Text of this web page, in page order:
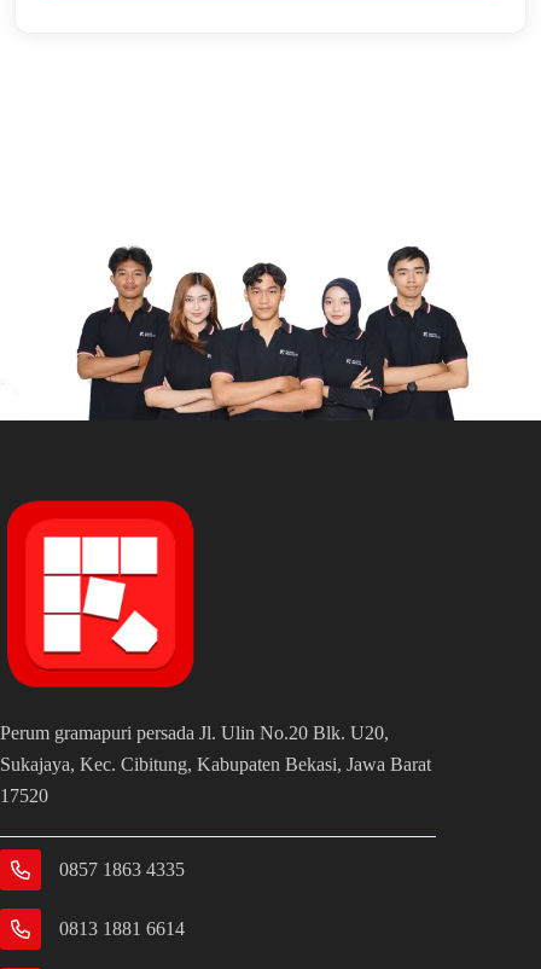
Perum gramapuri persada Jl. Ulin No.20 Blk. U20,
Sukajaya, Kec. Cibitung, Kabupaten Bekasi, Jawa Barat
17520
0857 1863 4335
0813 1881 6614